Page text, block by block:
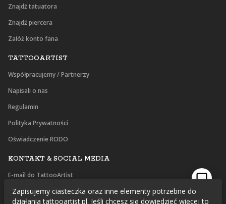
Znajdź tatuatora
Znajdź piercera
Załóż konto fana
TATTOOARTIST
Współpracujemy / Partnerzy
Napisali o nas
Regulamin
Polityka Prywatności
Oświadczenie RODO
KONTAKT & SOCIAL MEDIA
E-mail do TattooArtist
Facebook
Zapisujemy ciasteczka oraz inne elementy potrzebne do
działania tattooartist.pl. Jeśli chcesz się dowiedzieć więcej to